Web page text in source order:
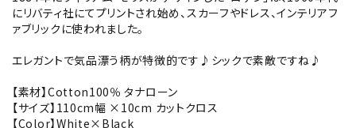
にリバティ社にてプリントされ始め、スカーフやドレス、インテリアフ
ァブリックに使われました。
エレガントで気品漂う柄が特徴的です♪シックで素敵ですね♪
【素材】Cotton100％ タナローン
【サイズ】110cm幅 ×10cm カットクロス
【Color】White×Black